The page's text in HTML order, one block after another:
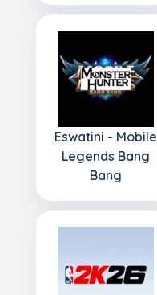
Eswatini - Mobile
Legends Bang
Bang